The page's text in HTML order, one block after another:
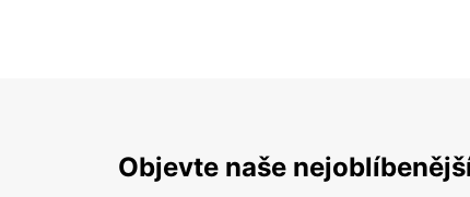
Objevte naše